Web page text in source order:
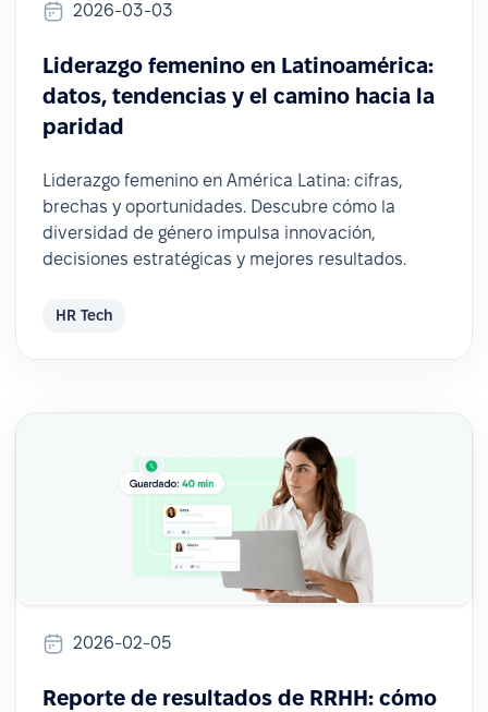
2026-03-03
Liderazgo femenino en Latinoamérica:
datos, tendencias y el camino hacia la
paridad
Liderazgo femenino en América Latina: cifras,
brechas y oportunidades. Descubre cómo la
diversidad de género impulsa innovación,
decisiones estratégicas y mejores resultados.
HR Tech
2026-02-05
Reporte de resultados de RRHH: cómo